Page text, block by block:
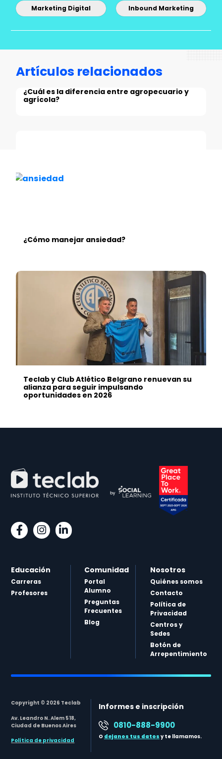
Marketing Digital Inbound Marketing
Artículos relacionados
¿Cuál es la diferencia entre agropecuario y
agrícola?
¿Cómo manejar ansiedad?
Teclab y Club Atlético Belgrano renuevan su
alianza para seguir impulsando
oportunidades en 2026
Educación
Carreras
Profesores
Comunidad
Portal
Alumno
Preguntas
Frecuentes
Blog
Nosotros
Quiénes somos
Contacto
Política de
Privacidad
Centros y
Sedes
Botón de
Arrepentimiento
Copyright © 2026 Teclab
Av. Leandro N. Alem 518,
Ciudad de Buenos Aires
Política de privacidad
Informes e inscripción
0810-888-9900
O dejanos tus datos y te llamamos.